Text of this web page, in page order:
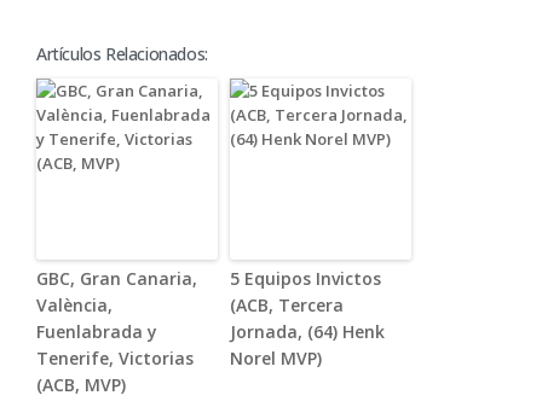
Artículos Relacionados:
GBC, Gran Canaria,
València,
Fuenlabrada y
Tenerife, Victorias
(ACB, MVP)
5 Equipos Invictos
(ACB, Tercera
Jornada, (64) Henk
Norel MVP)